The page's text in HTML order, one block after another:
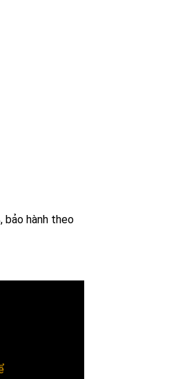
bảo hành theo